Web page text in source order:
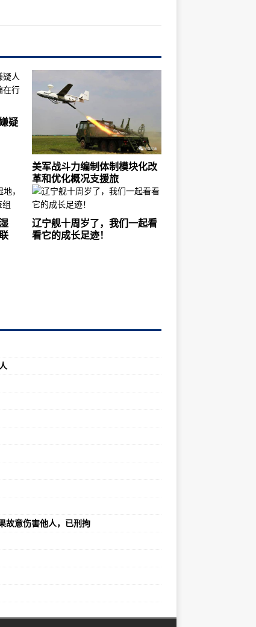
疑
美军战斗力编制体制模块化改
革和优化概况支援旅
辽宁舰十周岁了，我们一起看
看它的成长足迹！
故意伤害他人，已刑拘